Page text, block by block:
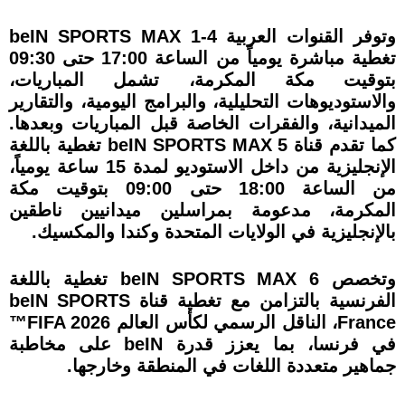
وتوفر القنوات العربية beIN SPORTS MAX 1-4
تغطية مباشرة يومياً من الساعة 17:00 حتى 09:30
بتوقيت مكة المكرمة، تشمل المباريات،
والاستوديوهات التحليلية، والبرامج اليومية، والتقارير
الميدانية، والفقرات الخاصة قبل المباريات وبعدها.
كما تقدم قناة beIN SPORTS MAX 5 تغطية باللغة
الإنجليزية من داخل الاستوديو لمدة 15 ساعة يومياً،
من الساعة 18:00 حتى 09:00 بتوقيت مكة
المكرمة، مدعومة بمراسلين ميدانيين ناطقين
بالإنجليزية في الولايات المتحدة وكندا والمكسيك.
وتخصص beIN SPORTS MAX 6 تغطية باللغة
الفرنسية بالتزامن مع تغطية قناة beIN SPORTS
France، الناقل الرسمي لكأس العالم FIFA 2026™
في فرنسا، بما يعزز قدرة beIN على مخاطبة
جماهير متعددة اللغات في المنطقة وخارجها.